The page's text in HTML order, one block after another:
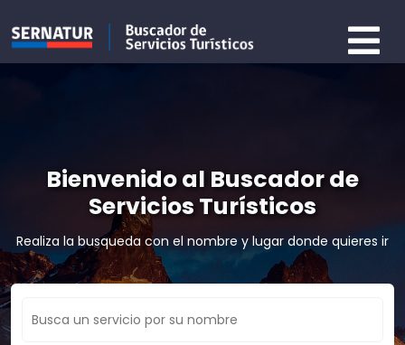
Bienvenido al Buscador de
Servicios Turísticos
Realiza la busqueda con el nombre y lugar donde quieres ir